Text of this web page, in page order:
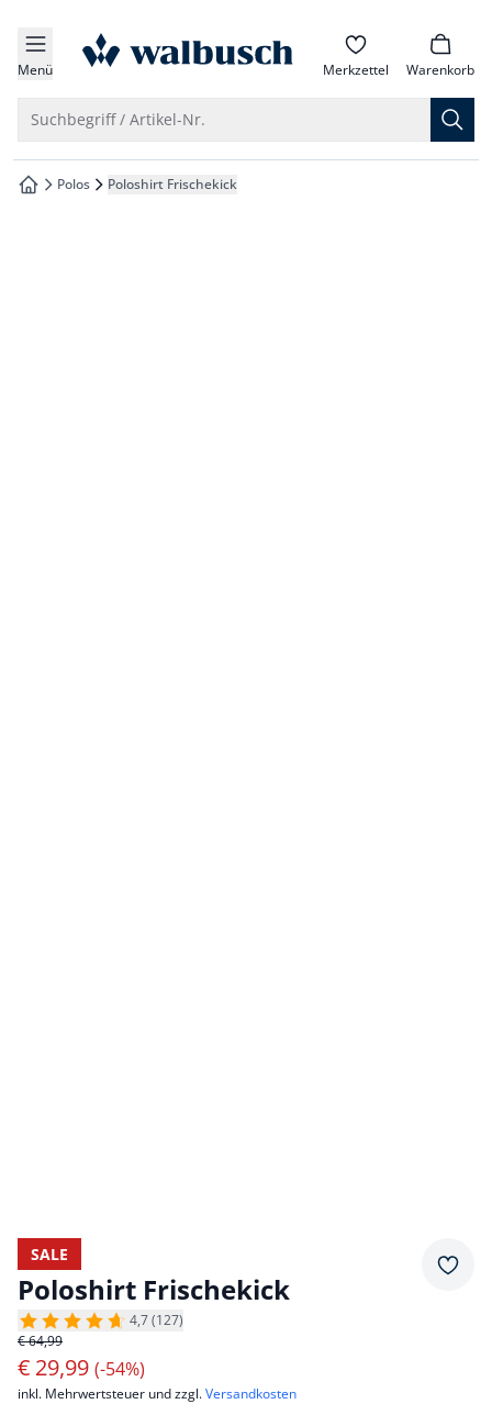
springen
springen
springen
springen
Menü zur Startseite Merkzettel Warenkorb
Suchbegriff / Artikel-Nr.
zur Startseite
Polos Poloshirt Frischekick
SALE
Poloshirt Frischekick
4,7 (127)
€ 64,99
€ 29,99 (-54%)
inkl. Mehrwertsteuer und zzgl.Versandkosten